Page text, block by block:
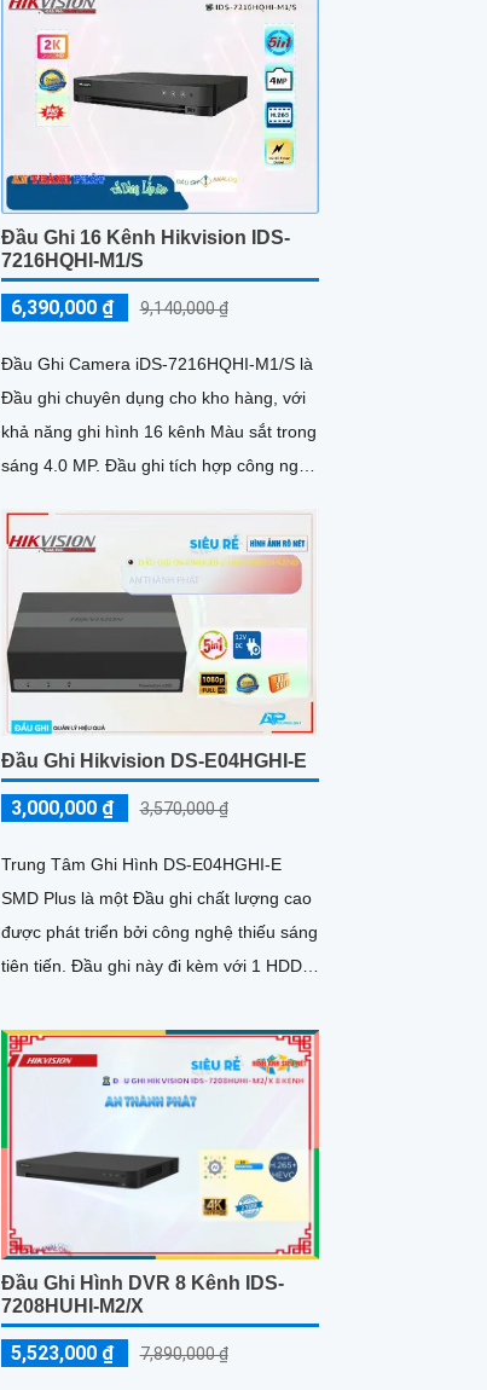
Đầu Ghi 16 Kênh Hikvision IDS-
7216HQHI-M1/S
6,390,000 ₫ 9,140,000 ₫
Đầu Ghi Camera iDS-7216HQHI-M1/S là
Đầu ghi chuyên dụng cho kho hàng, với
khả năng ghi hình 16 kênh Màu sắt trong
sáng 4.0 MP. Đầu ghi tích hợp công nghệ
Đầu Ghi Hikvision DS-E04HGHI-E
3,000,000 ₫ 3,570,000 ₫
Trung Tâm Ghi Hình DS-E04HGHI-E
SMD Plus là một Đầu ghi chất lượng cao
được phát triển bởi công nghệ thiếu sáng
tiên tiến. Đầu ghi này đi kèm với 1 HDD
BCS, giúp bạn lưu trữ dữ liệu dễ dàng và
an toàn
Đầu Ghi Hình DVR 8 Kênh IDS-
7208HUHI-M2/X
5,523,000 ₫ 7,890,000 ₫